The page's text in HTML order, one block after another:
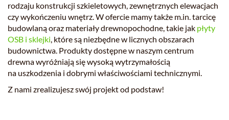
rodzaju konstrukcji szkieletowych, zewnętrznych elewacjach
czy wykończeniu wnętrz. W ofercie mamy także m.in. tarcicę
budowlaną oraz materiały drewnopochodne, takie jak płyty
OSB i sklejki, które są niezbędne w licznych obszarach
budownictwa. Produkty dostępne w naszym centrum
drewna wyróżniają się wysoką wytrzymałością
na uszkodzenia i dobrymi właściwościami technicznymi.
Z nami zrealizujesz swój projekt od podstaw!